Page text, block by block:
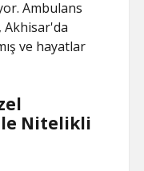
Ambulans
Akhisar'da
ve hayatlar
Nitelikli